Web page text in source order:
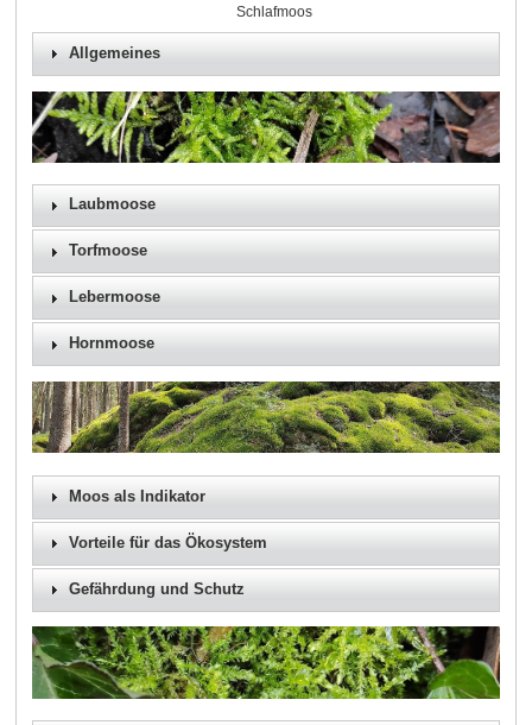
Schlafmoos
Allgemeines
Laubmoose
Torfmoose
Lebermoose
Hornmoose
Moos als Indikator
Vorteile für das Ökosystem
Gefährdung und Schutz